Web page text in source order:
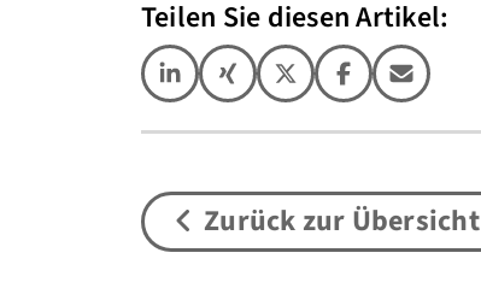
Teilen Sie diesen Artikel:
Zurück zur Übersicht